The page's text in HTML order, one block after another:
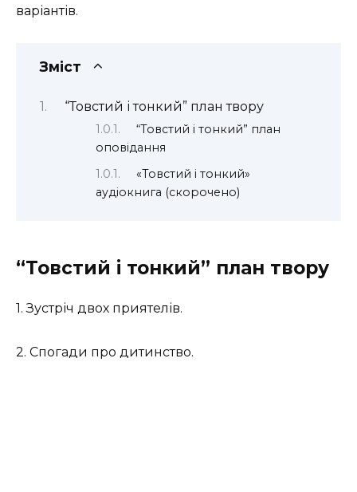
варіантів.
Зміст
“Товстий і тонкий” план твору
“Товстий і тонкий” план
оповідання
«Товстий і тонкий»
аудіокнига (скорочено)
“Товстий і тонкий” план твору
1. Зустріч двох приятелів.
2. Спогади про дитинство.